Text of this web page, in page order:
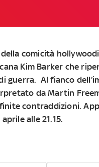
comicità
Kim Barker che
guerra. Al fianco
da Martin
contraddizioni.
alle 21.15.